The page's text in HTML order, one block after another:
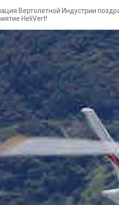
Вертолетной Индустрии
HeliVert!